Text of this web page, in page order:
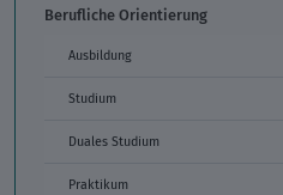
Berufliche Orientierung
Ausbildung
Studium
Duales Studium
Praktikum